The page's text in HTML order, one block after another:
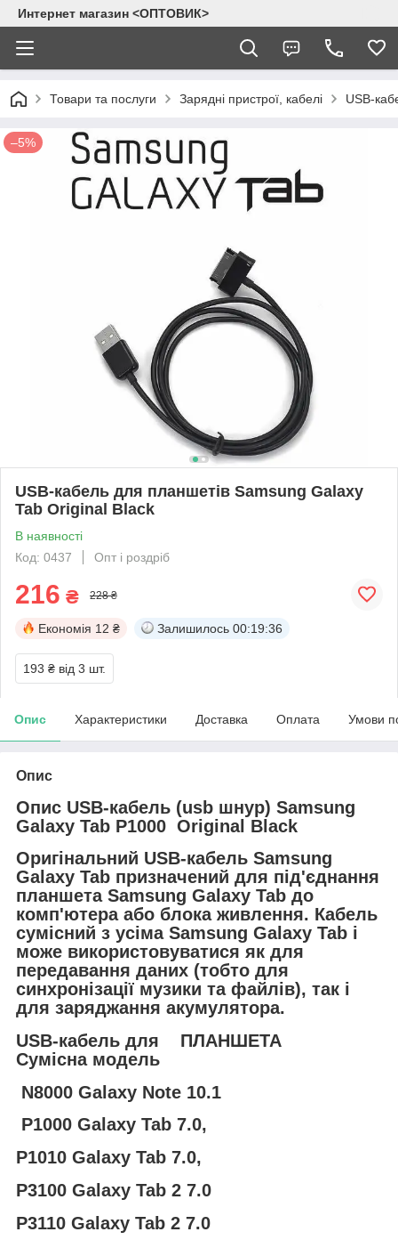
Интернет магазин <ОПТОВИК>
Товари та послуги Зарядні пристрої, кабелі USB-
–5%
USB-кабель для планшетів Samsung Galaxy
Tab Original Black
В наявності
Код: 0437
Опт і роздріб
216 ₴ 228 ₴
Економія 12 ₴ Залишилось 00:19:35
193 ₴ від 3 шт.
Опис Характеристики Доставка Оплата Умови
Опис
Опис USB-кабель (usb шнур) Samsung
Galaxy Tab P1000 Original Black
Оригінальний USB-кабель Samsung
Galaxy Tab призначений для під'єднання
планшета Samsung Galaxy Tab до
комп'ютера або блока живлення. Кабель
сумісний з усіма Samsung Galaxy Tab і
може використовуватися як для
передавання даних (тобто для
синхронізації музики та файлів), так і
для заряджання акумулятора.
USB-кабель для ПЛАНШЕТА
Сумісна модель
N8000 Galaxy Note 10.1
P1000 Galaxy Tab 7.0,
P1010 Galaxy Tab 7.0,
P3100 Galaxy Tab 2 7.0
P3110 Galaxy Tab 2 7.0